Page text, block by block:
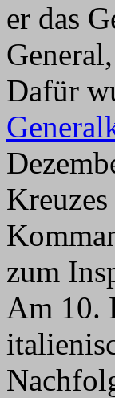
er das
General,
Dafür
zum
Am 10.